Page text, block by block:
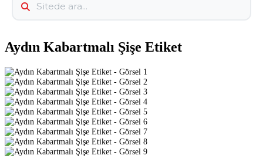
Aydın Kabartmalı Şişe Etiket